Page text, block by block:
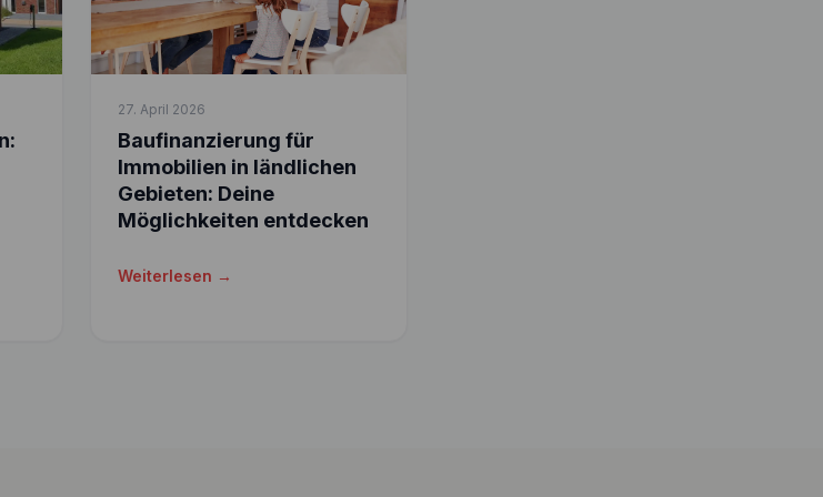
27. April 2026
Baufinanzierung für
Immobilien in ländlichen
Gebieten: Deine
Möglichkeiten entdecken
Weiterlesen →